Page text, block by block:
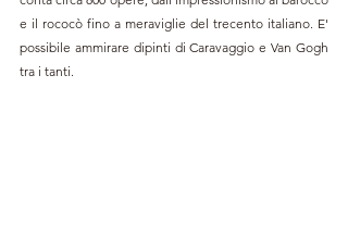
e il rococò fino a meraviglie del trecento italiano. E'
possibile ammirare dipinti di Caravaggio e Van Gogh
tra i tanti.